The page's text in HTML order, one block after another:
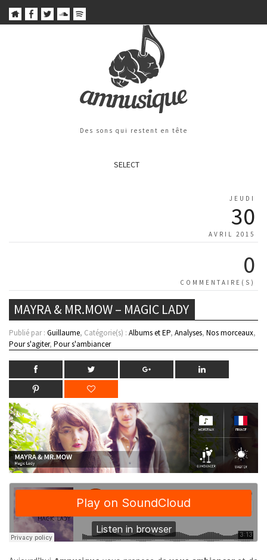
Des sons qui restent en tête
SELECT
JEUDI
30
AVRIL 2015
0
COMMENTAIRE(S)
MAYRA & MR.MOW – MAGIC LADY
Publié par : Guillaume, Catégorie(s) : Albums et EP, Analyses, Nos morceaux,
Pour s'agiter, Pour s'ambiancer